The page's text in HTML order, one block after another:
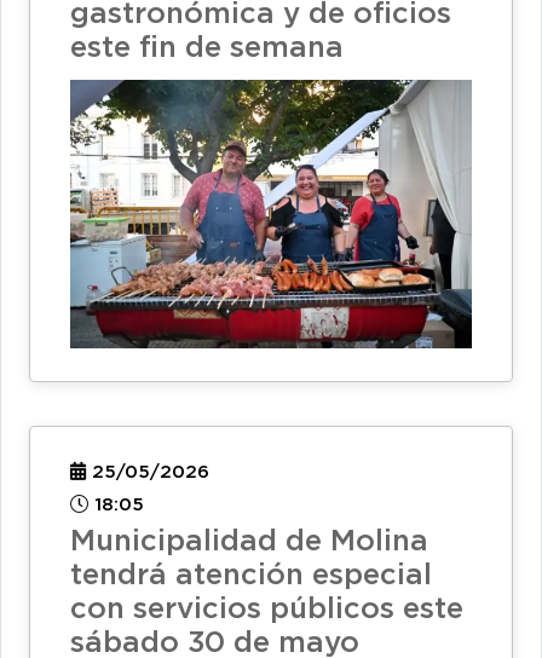
gastronómica y de oficios
este fin de semana
25/05/2026
18:05
Municipalidad de Molina
tendrá atención especial
con servicios públicos este
sábado 30 de mayo